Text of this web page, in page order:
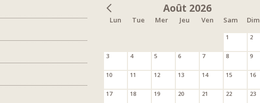
Août 2026
Lun Tue Mer Jeu Ven Sam Dim
1 2
3 4 5 6 7 8 9
10 11 12 13 14 15 16
17 18 19 20 21 22 23